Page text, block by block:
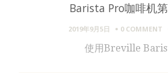
Barista Pro咖啡机
2019年9月5日 0 COMMENT
使用Breville